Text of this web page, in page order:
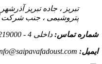
تبریز ، جاده تبریز
پتروشیمی ، جنب شرکت
شماره تماس: داخلی 4 - 34219000 041 / 09054299340
ایمیل: